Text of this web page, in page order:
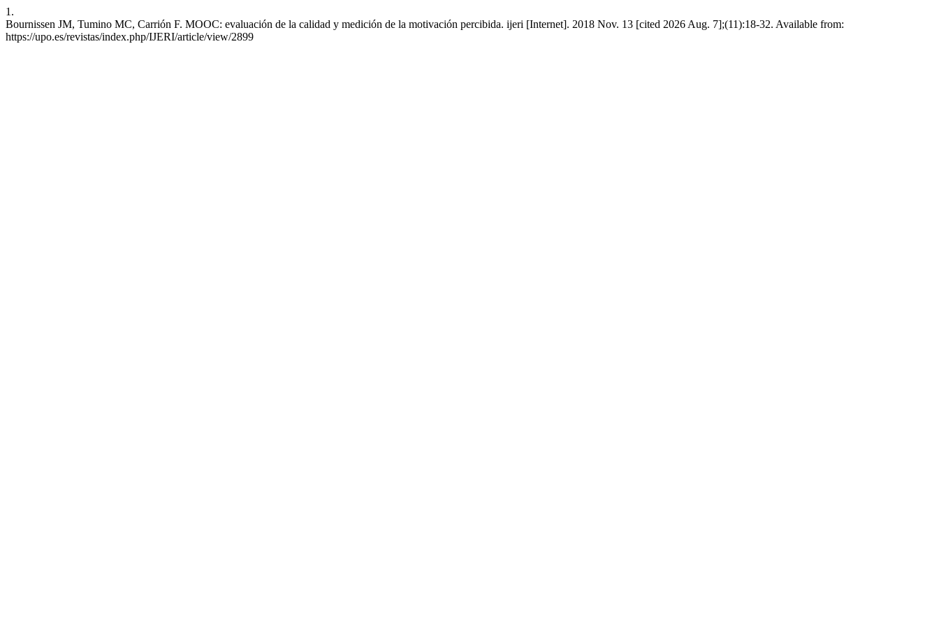
1.
Bournissen JM, Tumino MC, Carrión F. MOOC: evaluación de la calidad y medición de la motivación percibida. ijeri [Internet]. 2018 Nov. 13 [cited 2026 Aug. 7];(11):18-32. Available from:
https://upo.es/revistas/index.php/IJERI/article/view/2899